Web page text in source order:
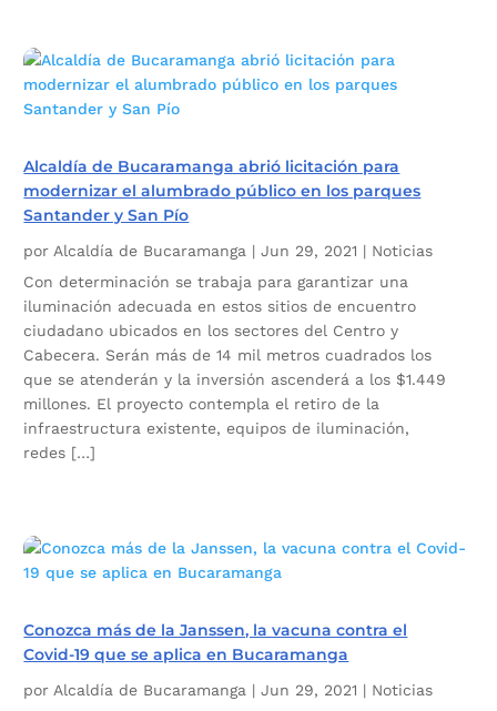
Alcaldía de Bucaramanga abrió licitación para
modernizar el alumbrado público en los parques
Santander y San Pío
por Alcaldía de Bucaramanga |Jun 29, 2021 | Noticias
Con determinación se trabaja para garantizar una
iluminación adecuada en estos sitios de encuentro
ciudadano ubicados en los sectores del Centro y
Cabecera. Serán más de 14 mil metros cuadrados los
que se atenderán y la inversión ascenderá a los $1.449
millones. El proyecto contempla el retiro de la
infraestructura existente, equipos de iluminación,
redes […]
Conozca más de la Janssen, la vacuna contra el
Covid-19 que se aplica en Bucaramanga
porAlcaldía de Bucaramanga |Jun 29, 2021 | Noticias